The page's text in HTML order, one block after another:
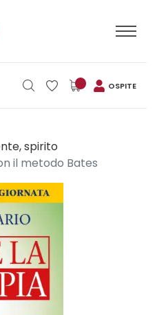
OSPITE
spirito
il metodo Bates